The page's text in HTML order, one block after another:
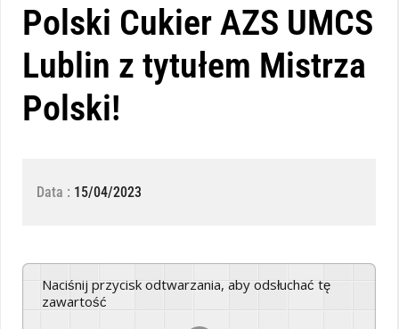
Polski Cukier AZS UMCS
Lublin z tytułem Mistrza
Polski!
Data : 15/04/2023
Naciśnij przycisk odtwarzania, aby odsłuchać tę
zawartość